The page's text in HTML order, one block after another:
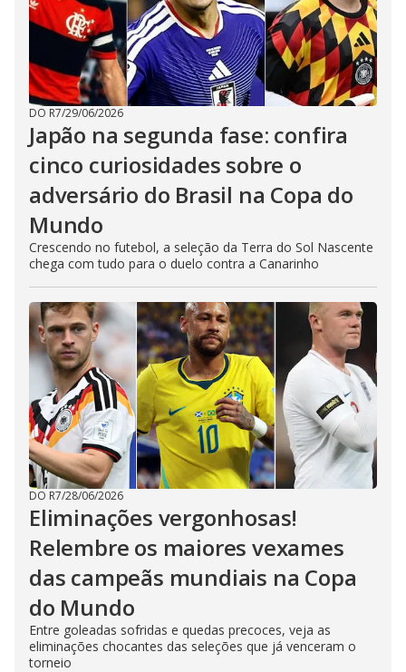
DO R7/29/06/2026
Japão na segunda fase: confira
cinco curiosidades sobre o
adversário do Brasil na Copa do
Mundo
Crescendo no futebol, a seleção da Terra do Sol Nascente
chega com tudo para o duelo contra a Canarinho
DO R7/28/06/2026
Eliminações vergonhosas!
Relembre os maiores vexames
das campeãs mundiais na Copa
do Mundo
Entre goleadas sofridas e quedas precoces, veja as
eliminações chocantes das seleções que já venceram o
torneio